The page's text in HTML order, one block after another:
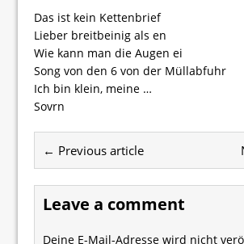
Das ist kein Kettenbrief
Lieber breitbeinig als en
Wie kann man die Augen ei
Song von den 6 von der Müllabfuhr
Ich bin klein, meine …
Sovrn
← Previous article
Leave a comment
Deine E-Mail-Adresse wird nicht